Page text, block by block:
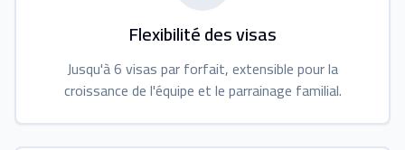
Flexibilité des visas
Jusqu'à 6 visas par forfait, extensible pour la
croissance de l'équipe et le parrainage familial.